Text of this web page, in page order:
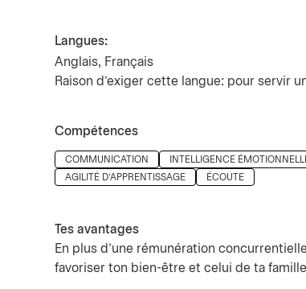
Langues:
Anglais, Français
Raison d’exiger cette langue: pour servir
Compétences
Press space or enter keys to toggle
COMMUNICATION INTELLIGENCE
AGILITÉ D'APPRENTISSAGE
ÉCOUTE
Tes avantages
En plus d’une rémunération
favoriser ton bien-être et celui de ta